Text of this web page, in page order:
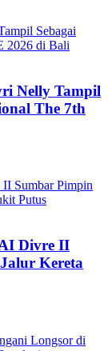
Nelly Tampil
The 7th
Divre II
Kereta